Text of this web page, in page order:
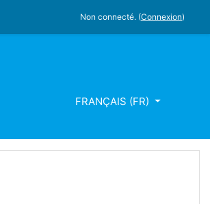
Non connecté. (Connexion)
FRANÇAIS ‎(FR)‎